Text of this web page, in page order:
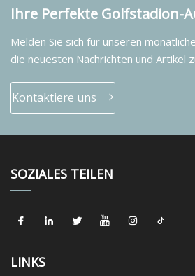
Ihre Perfekte Golfstadion-
Melden Sie sich für unseren
die neuesten Nachrichten und Artikel
Kontaktiere uns
SOZIALES TEILEN
LINKS